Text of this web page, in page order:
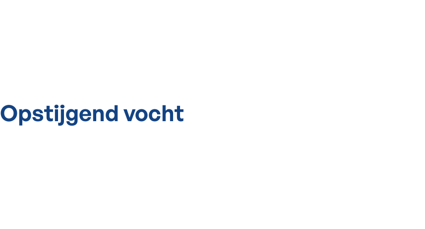
Opstijgend vocht